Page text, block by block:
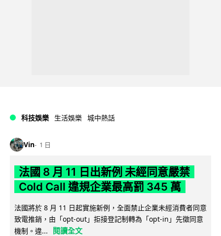
科技娛樂 生活娛樂 城中熱話
Vin 1 日
法國 8 月 11 日出新例 未經同意嚴禁
Cold Call 違規企業最高罰 345 萬
法國將於 8 月 11 日起實施新例，全面禁止企業未經消費者同意
致電推銷，由「opt-out」拒接登記制轉為「opt-in」先徵同意
機制。違...
閱讀全文